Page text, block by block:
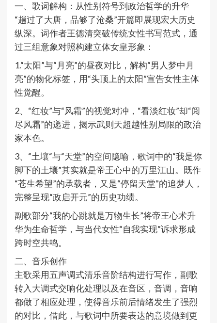
一、歌词解构：从性别符号到政治哲学的升华
“趟过了大唐，品够了沧桑”开篇即展现宏大历史
纵深。词作者王德清突破传统女性书写范式，通
过三组意象对照构建立体女皇形象：
1.“太阳”与“月亮”的昼夜对比，解构“男人梦中月
亮”的物化标签，用“头顶上的太阳”宣告女性主体
性觉醒。
2、“红妆”与“风霜”的视觉对冲，“看淡红妆”却“阅
尽风霜”的递进，揭示武则天超越性别局限的政治
家本色。
3、“土壤“与“天堂”的空间隐喻，歌词中的“我是你
脚下的土壤”其实就是帝王心中的万里江山。既作
“苍生希望”的承载者，又是“停留天堂”的追梦人，
完整呈现“政启开元”的历史功绩。
副歌部分“我的心跳就是万物生长”将帝王心术升
华为生命哲学，与当代女性“自我实现”诉求形成
跨时空共鸣。
二、音乐创作
主歌采用五声调式清乐音阶结构进行写作，副歌
转入大调式交响化处理以及在音区，音调，音响
都做了相应处理，使得音乐前后情绪发生了强烈
的对比，借此，与歌词中所要表达的意境做到更